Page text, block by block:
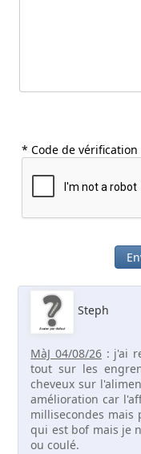
* Code de vérification
Steph
MàJ 04/08/26 : j'ai
tout sur les
cheveux sur
amélioration car
millisecondes mais
qui est bof mais je
ou coulé.